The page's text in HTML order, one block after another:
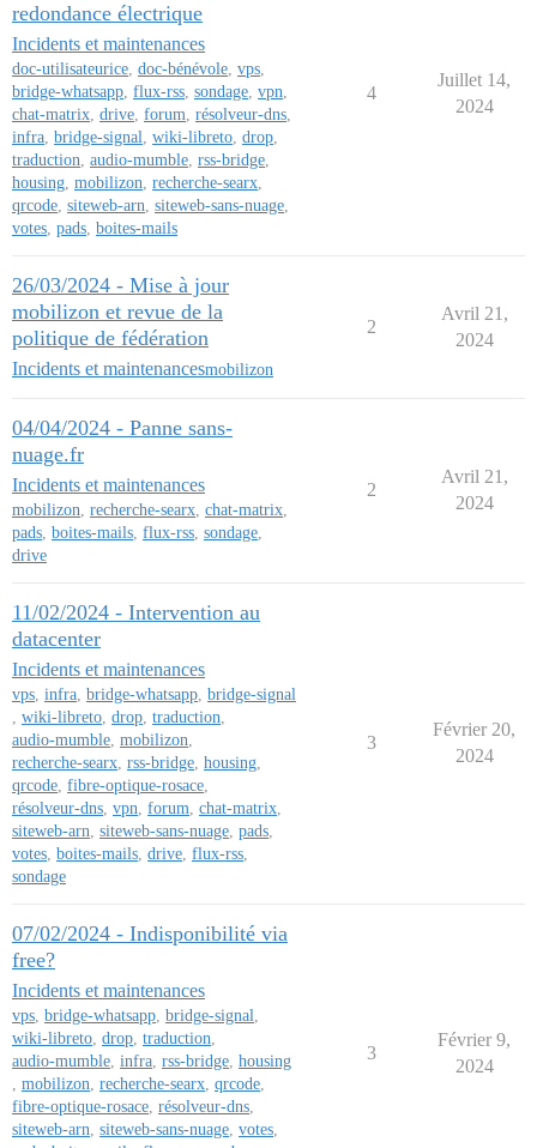
redondance électrique
Incidents et maintenances
doc-utilisateurice, doc-bénévole, vps,
bridge-whatsapp, flux-rss, sondage, vpn,
chat-matrix, drive, forum, résolveur-dns,
infra, bridge-signal, wiki-libreto, drop,
traduction, audio-mumble, rss-bridge,
housing, mobilizon, recherche-searx,
qrcode, siteweb-arn, siteweb-sans-nuage,
votes, pads, boites-mails
4
Juillet 14,
2024
26/03/2024 - Mise à jour
mobilizon et revue de la
politique de fédération
Incidents et maintenancesmobilizon
2
Avril 21,
2024
04/04/2024 - Panne sans-
nuage.fr
Incidents et maintenances
mobilizon, recherche-searx, chat-matrix,
pads, boites-mails, flux-rss, sondage,
drive
2
Avril 21,
2024
11/02/2024 - Intervention au
datacenter
Incidents et maintenances
vps, infra, bridge-whatsapp, bridge-signal
, wiki-libreto, drop, traduction,
audio-mumble, mobilizon,
recherche-searx, rss-bridge, housing,
qrcode, fibre-optique-rosace,
résolveur-dns, vpn, forum, chat-matrix,
siteweb-arn, siteweb-sans-nuage, pads,
votes, boites-mails, drive, flux-rss,
sondage
3
Février 20,
2024
07/02/2024 - Indisponibilité via
free?
Incidents et maintenances
vps, bridge-whatsapp, bridge-signal,
wiki-libreto, drop, traduction,
audio-mumble, infra, rss-bridge, housing
, mobilizon, recherche-searx, qrcode,
fibre-optique-rosace, résolveur-dns,
siteweb-arn, siteweb-sans-nuage, votes,
3
Février 9,
2024